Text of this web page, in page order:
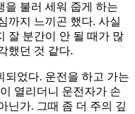
을 불러 세워 줍게 하는
까지 느끼곤 했다. 사실
잘 분간이 안 될 때가 많
했던 것 같다.
되었다. 운전을 하고 가는
열리더니 운전자가 손
닌가. 그때 좀 더 주의 깊